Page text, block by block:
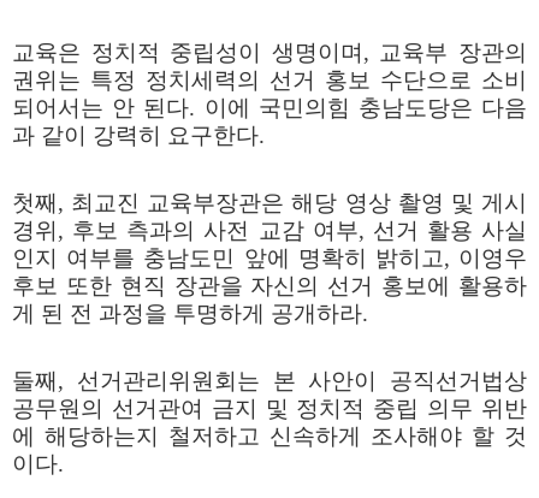
교육은 정치적 중립성이 생명이며 , 교육부 장관의
권위는 특정 정치세력의 선거 홍보 수단으로 소비
되어서는 안 된다. 이에 국민의힘 충남도당은 다음
과 같이 강력히 요구한다.
첫째 , 최교진 교육부장관은 해당 영상 촬영 및 게시
경위 , 후보 측과의 사전 교감 여부, 선거 활용 사실
인지 여부를 충남도민 앞에 명확히 밝히고, 이영우
후보 또한 현직 장관을 자신의 선거 홍보에 활용하
게 된 전 과정을 투명하게 공개하라.
둘째, 선거관리위원회는 본 사안이 공직선거법상
공무원의 선거관여 금지 및 정치적 중립 의무 위반
에 해당하는지 철저하고 신속하게 조사해야 할 것
이다.